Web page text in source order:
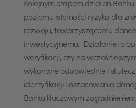
Kolejnym etapem działań
poziomu istotności ryzyka dla
rozwoju, towarzyszącemu
inwestycyjnemu. Działanie to
weryfikacji, czy na
wykonane odpowiednie i
identyfikacji i oszacowania
Banku kluczowym